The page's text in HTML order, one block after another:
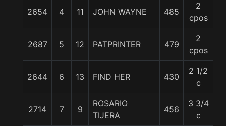
2654 4 11 JOHN WAYNE 485
2
cpos
2687 5 12 PATPRINTER 479
2
cpos
2644 6 13 FIND HER 430
2 1/2
c
2714 7 9
ROSARIO
TIJERA
456
3 3/4
c